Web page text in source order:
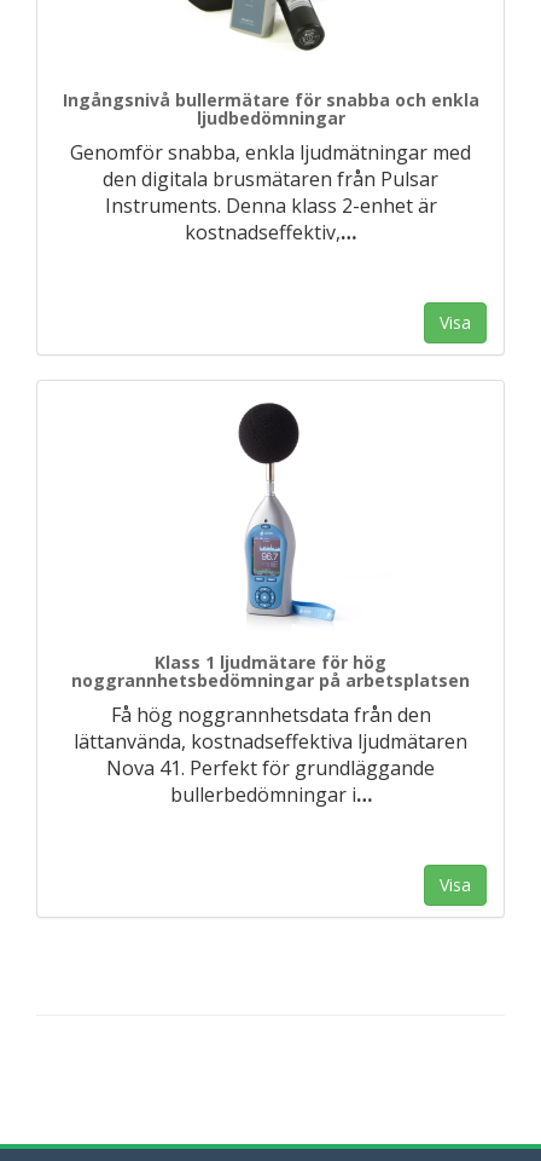
Ingångsnivå bullermätare för snabba och enkla
ljudbedömningar
Genomför snabba, enkla ljudmätningar med
den digitala brusmätaren från Pulsar
Instruments. Denna klass 2-enhet är
kostnadseffektiv,…
Visa
Klass 1 ljudmätare för hög
noggrannhetsbedömningar på arbetsplatsen
Få hög noggrannhetsdata från den
lättanvända, kostnadseffektiva ljudmätaren
Nova 41. Perfekt för grundläggande
bullerbedömningar i…
Visa